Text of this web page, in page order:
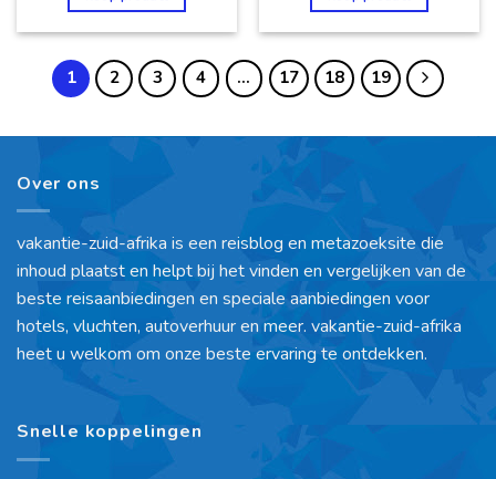
1 2 3 4 … 17 18 19
Over ons
vakantie-zuid-afrika is een reisblog en metazoeksite die
inhoud plaatst en helpt bij het vinden en vergelijken van de
beste reisaanbiedingen en speciale aanbiedingen voor
hotels, vluchten, autoverhuur en meer. vakantie-zuid-afrika
heet u welkom om onze beste ervaring te ontdekken.
Snelle koppelingen